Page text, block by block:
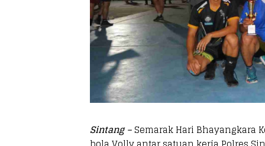
Sintang –Semarak Hari Bhayangkara